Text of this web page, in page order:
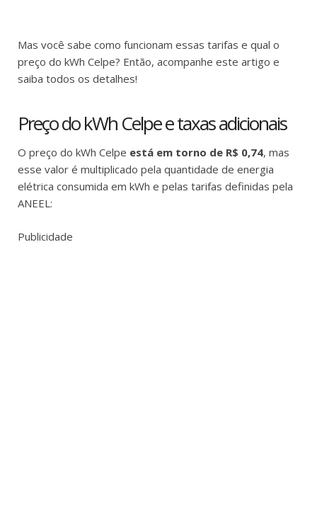
Mas você sabe como funcionam essas tarifas e qual o
preço do kWh Celpe? Então, acompanhe este artigo e
saiba todos os detalhes!
Preço do kWh Celpe e taxas adicionais
O preço do kWh Celpe está em torno de R$ 0,74, mas
esse valor é multiplicado pela quantidade de energia
elétrica consumida em kWh e pelas tarifas definidas pela
ANEEL:
Publicidade